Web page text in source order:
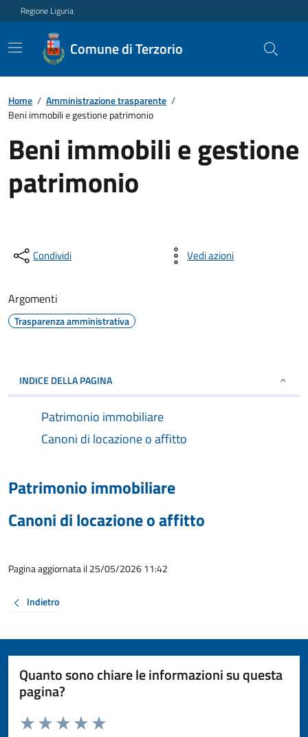
Regione Liguria
Comune di Terzorio
Home / Amministrazione trasparente /
Beni immobili e gestione patrimonio
Beni immobili e gestione
patrimonio
Condividi Vedi azioni
Argomenti
Trasparenza amministrativa
INDICE DELLA PAGINA
Patrimonio immobiliare
Canoni di locazione o affitto
Patrimonio immobiliare
Canoni di locazione o affitto
Pagina aggiornata il 25/05/2026 11:42
Indietro
Quanto sono chiare le informazioni su questa
pagina?
Valuta da 1 a 5 stelle la pagina